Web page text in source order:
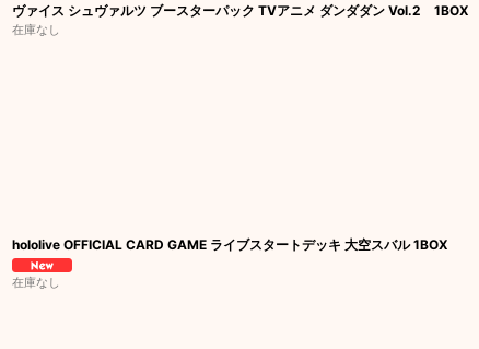
ヴァイス シュヴァルツ ブースターパック TVアニメ ダンダダン Vol.2 1BOX
在庫なし
hololive OFFICIAL CARD GAME ライブスタートデッキ 大空スバル 1BOX
在庫なし